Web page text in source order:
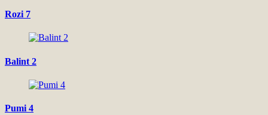
Rozi 7
Balint 2
Pumi 4